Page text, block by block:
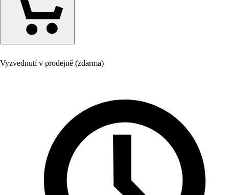
Vyzvednutí v prodejně (zdarma)